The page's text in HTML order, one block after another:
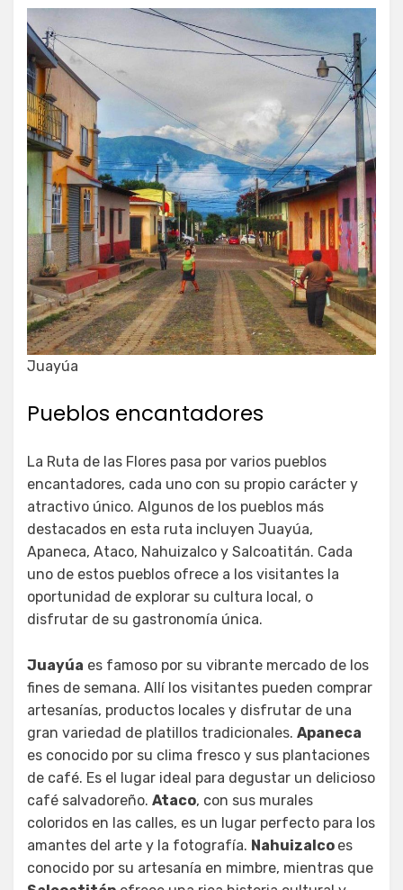
Juayúa
Pueblos encantadores
La Ruta de las Flores pasa por varios pueblos
encantadores, cada uno con su propio carácter y
atractivo único. Algunos de los pueblos más
destacados en esta ruta incluyen Juayúa,
Apaneca, Ataco, Nahuizalco y Salcoatitán. Cada
uno de estos pueblos ofrece a los visitantes la
oportunidad de explorar su cultura local, o
disfrutar de su gastronomía única.
Juayúa es famoso por su vibrante mercado de los
fines de semana. Allí los visitantes pueden comprar
artesanías, productos locales y disfrutar de una
gran variedad de platillos tradicionales. Apaneca
es conocido por su clima fresco y sus plantaciones
de café. Es el lugar ideal para degustar un delicioso
café salvadoreño. Ataco, con sus murales
coloridos en las calles, es un lugar perfecto para los
amantes del arte y la fotografía. Nahuizalco es
conocido por su artesanía en mimbre, mientras que